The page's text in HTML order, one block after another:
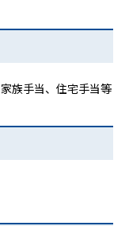
族手当、住宅手当等